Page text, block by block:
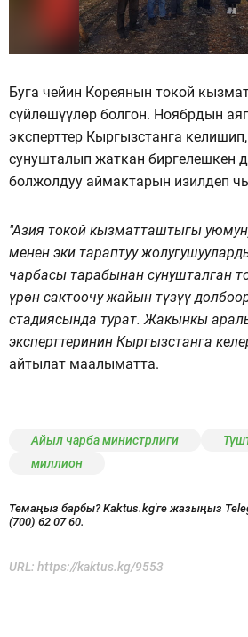
Буга чейин Кореянын токой
сүйлөшүүлөр болгон. Ноябрдын
эксперттер Кыргызстанга
сунушталып жаткан биргелешкен
болжолдуу аймактарын изилдеп
"Азия токой кызматташтыгы
менен эки тараптуу
чарбасы тарабынан сунушталган
үрөн сактоочу жайын түзүү
стадиясында турат. Жакынкы
эксперттеринин Кыргызстанга
айтылат маалыматта.
Айыл чарба министрлиги
миллион
Темаңыз барбы? Kaktus.kg'ге жазыңыз
(700) 62 07 60.
URL: https://kaktus.kg/9553